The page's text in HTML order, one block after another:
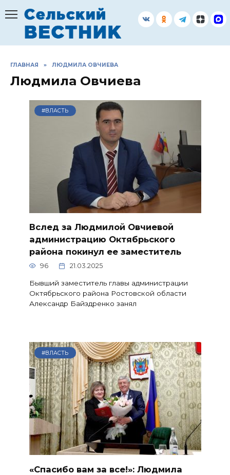
содержанию
ГЛАВНАЯ » ЛЮДМИЛА ОВЧИЕВА
Людмила Овчиева
#ВЛАСТЬ
Вслед за Людмилой Овчиевой
администрацию Октябрьского
района покинул ее заместитель
96 21.03.2025
Бывший заместитель главы администрации
Октябрьского района Ростовской области
Александр Байздренко занял
#ВЛАСТЬ
«Спасибо вам за все!»: Людмила